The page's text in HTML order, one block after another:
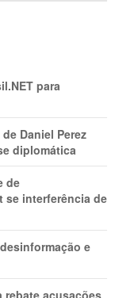
para
Daniel Perez
diplomática
de
se interferência de
e